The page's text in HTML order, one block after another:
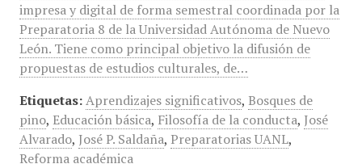
impresa y digital de forma semestral coordinada por la
Preparatoria 8 de la Universidad Autónoma de Nuevo
León. Tiene como principal objetivo la difusión de
propuestas de estudios culturales, de…
Etiquetas: Aprendizajes significativos, Bosques de
pino, Educación básica, Filosofía de la conducta, José
Alvarado, José P. Saldaña, Preparatorias UANL,
Reforma académica